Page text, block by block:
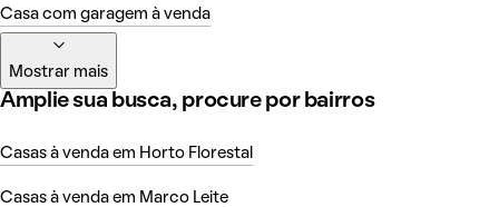
Casa com garagem à venda
Mostrar mais
Amplie sua busca, procure por bairros
Casas à venda em Horto Florestal
Casas à venda em Marco Leite